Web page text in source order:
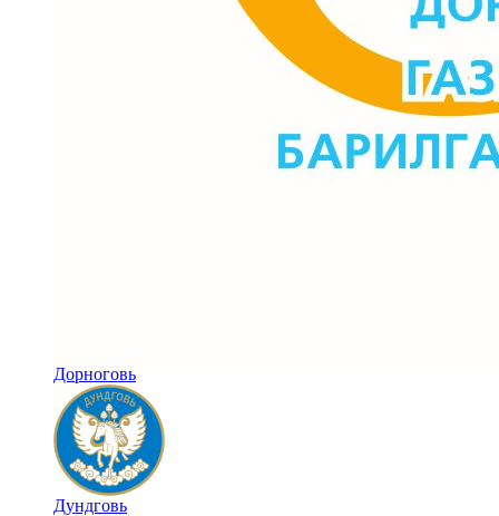
Дорноговь
Дундговь